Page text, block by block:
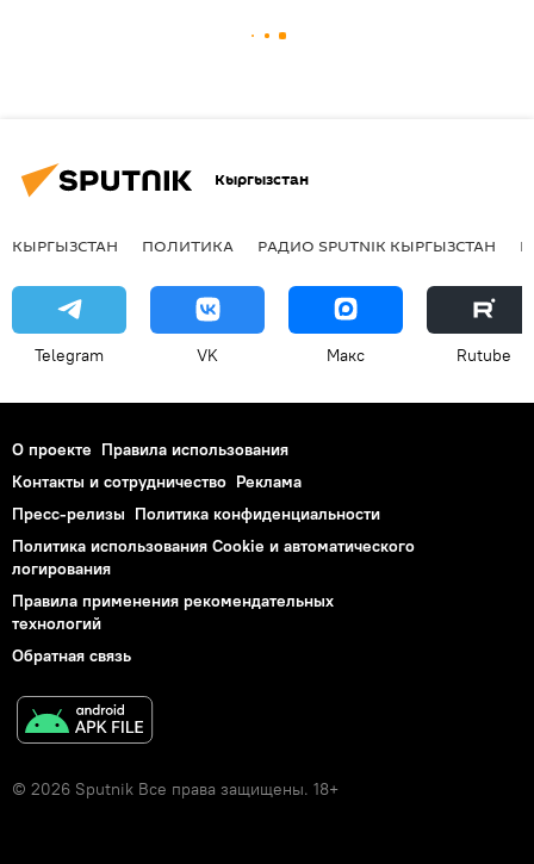
Кыргызстан
КЫРГЫЗСТАН ПОЛИТИКА РАДИО SPUTNIK КЫРГЫЗСТАН
Telegram VK Макс Rutube
О проекте Правила использования
Контакты и сотрудничество Реклама
Пресс-релизы Политика конфиденциальности
Политика использования Cookie и автоматического
логирования
Правила применения рекомендательных
технологий
Обратная связь
© 2026 Sputnik Все права защищены. 18+